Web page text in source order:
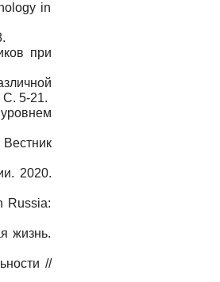
in
при
С. 5-21.
2020.
Russia:
жизнь.
//